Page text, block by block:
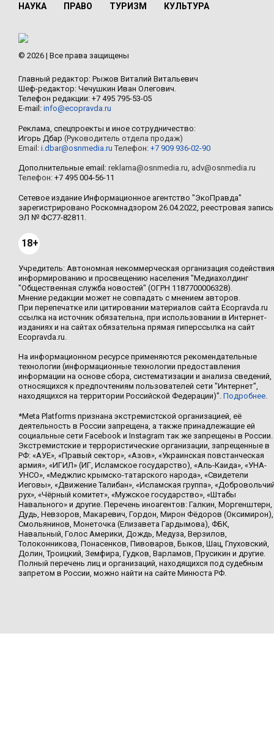
НАУКА ПРАВО ТУРИЗМ КУЛЬТУРА
© 2026 | Все права защищены
Главный редактор: Рыжов Виталий Витальевич
Шеф-редактор: Чечушкин Иван Олегович.
Телефон редакции: +7 495 795-53-05
E-mail: info@ecopravda.ru
Реклама, спецпроекты и иное сотрудничество:
Игорь Дбар (Руководитель отдела продаж)
Email: i.dbar@osnmedia.ru Телефон: +7 909 936-02-90
Дополнительные email: reklama@osnmedia.ru adv@osnmedia.ru
Телефон: +7 495 004-56-11
Сетевое издание Информационное агентство "ЭкоПравда"
зарегистрировано Роскомнадзором 26.04.2022, реестровая запись
ЭЛ № ФС77-82811.
18+
Учредитель: Автономная некоммерческая организация содействия
информированию и просвещению населения "Медиахолдинг
"Общественная служба новостей" (ОГРН 1187700006328).
Мнение редакции может не совпадать с мнением авторов.
При перепечатке или цитировании материалов сайта Ecopravda.ru
ссылка на источник обязательна, при использовании в Интернет-
изданиях и на сайтах обязательна прямая гиперссылка на сайт
Ecopravda.ru.
На информационном ресурсе применяются рекомендательные
технологии (информационные технологии предоставления
информации на основе сбора, систематизации и анализа сведений,
относящихся к предпочтениям пользователей сети "Интернет",
находящихся на территории Российской Федерации)". Подробнее
*Meta Platforms признана экстремистской организацией, её
деятельность в России запрещена, а также принадлежащие ей
социальные сети Facebook и Instagram так же запрещены в России.
Экстремистские и террористические организации, запрещенные в
РФ: «АУЕ», «Правый сектор», «Азов», «Украинская повстанческая
армия», «ИГИЛ» (ИГ, Исламское государство), «Аль-Каида», «УНА-
УНСО», «Меджлис крымско-татарского народа», «Свидетели
Иеговы», «Движение Талибан», «Исламская группа»,
рух», «Чёрный комитет», «Мужское государство», «Штабы
Навального» и другие. Перечень иноагентов: Галкин, Моргенштерн,
Дудь, Невзоров, Макаревич, Гордон, Мирон Фёдоров (Оксимирон),
Смольянинов, Монеточка (Елизавета Гардымова), ФБК,
Навальный, Голос Америки, Дождь, Медуза, Верзилов,
Толоконникова, Понасенков, Пивоваров, Быков, Шац, Глуховский,
Долин, Троицкий, Земфира, Гудков, Варламов, Прусикин и другие.
Полный перечень лиц и организаций, находящихся под судебным
запретом в России, можно найти на сайте Минюста РФ.